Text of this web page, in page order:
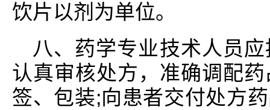
饮片以剂为单位。
八、药学专业技术人员
认真审核处方，准确调配
签、包装;向患者交付处方